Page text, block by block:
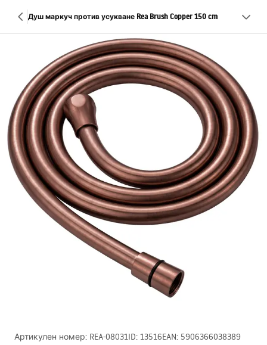
Душ маркуч против усукване Rea Brush Copper 150 cm
Артикулен номер: REA-08031ID: 13516EAN: 5906366038389